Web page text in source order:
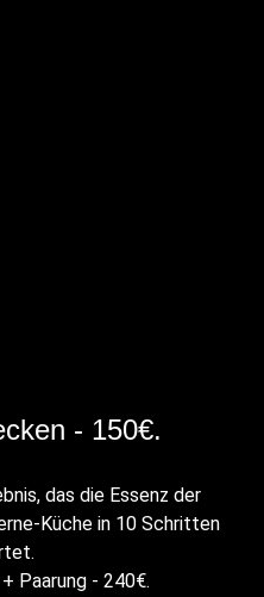
- 150€.
das die Essenz der
Küche in 10 Schritten
Paarung - 240€.